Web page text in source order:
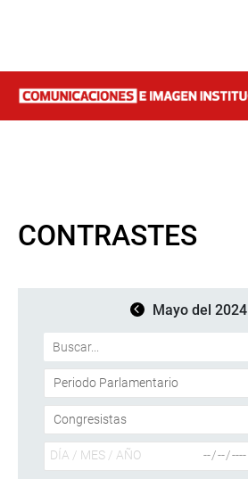
CONTRASTES
Mayo del 2024